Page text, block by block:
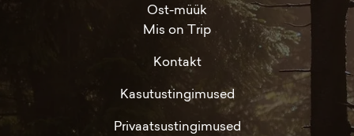
Ost-müük
Mis on Trip
Kontakt
Kasutustingimused
Privaatsustingimused